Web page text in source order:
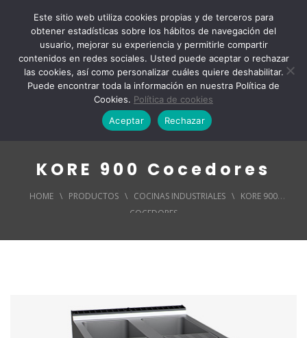
KORE 900 Cocedores
HOME \ PRODUCTOS \ COCINAS INDUSTRIALES \ KORE 900
COCEDORES
Este sitio web utiliza cookies propias y de terceros para
obtener estadísticas sobre los hábitos de navegación del
usuario, mejorar su experiencia y permitirle compartir
contenidos en redes sociales. Usted puede aceptar o rechazar
las cookies, así como personalizar cuáles quiere deshabilitar.
Puede encontrar toda la información en nuestra Política de
Cookies. Política de cookies
Aceptar
Rechazar